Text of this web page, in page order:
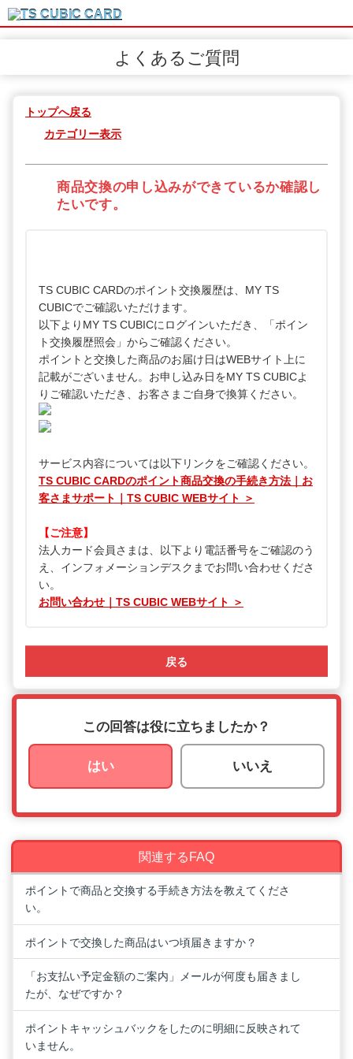
よくあるご質問
トップへ戻る
カテゴリー表示
商品交換の申し込みができているか確認し
たいです。
TS CUBIC CARDのポイント交換履歴は、MY TS
CUBICでご確認いただけます。
以下よりMY TS CUBICにログインいただき、「ポイン
ト交換履歴照会」からご確認ください。
ポイントと交換した商品のお届け日はWEBサイト上に
記載がございません。お申し込み日をMY TS CUBICよ
りご確認いただき、お客さまご自身で換算ください。
サービス内容については以下リンクをご確認ください。
TS CUBIC CARDのポイント商品交換の手続き方法｜お
客さまサポート｜TS CUBIC WEBサイト ＞
【ご注意】
法人カード会員さまは、以下より電話番号をご確認のう
え、インフォメーションデスクまでお問い合わせくださ
い。
お問い合わせ｜TS CUBIC WEBサイト ＞
戻る
この回答は役に立ちましたか？
はい いいえ
関連するFAQ
ポイントで商品と交換する手続き方法を教えてくださ
い。
ポイントで交換した商品はいつ頃届きますか？
「お支払い予定金額のご案内」メールが何度も届きまし
たが、なぜですか？
ポイントキャッシュバックをしたのに明細に反映されて
いません。